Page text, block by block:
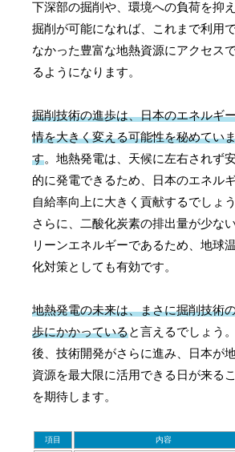
下深部の掘削や、環境への負荷を抑
掘削が可能になれば、これまで利用
なかった豊富な地熱資源にアクセス
るようになります。
掘削技術の進歩は、日本のエネルギ
情を大きく変える可能性を秘めてい
す。地熱発電は、天候に左右されず
的に発電できるため、日本のエネル
自給率向上に大きく貢献するでしょう
さらに、二酸化炭素の排出量が少な
リーンエネルギーであるため、地球
化対策としても有効です。
地熱発電の未来は、まさに掘削技術
歩にかかっていると言えるでしょう
後、技術開発がさらに進み、日本が
資源を最大限に活用できる日が来る
を期待します。
項目 内容